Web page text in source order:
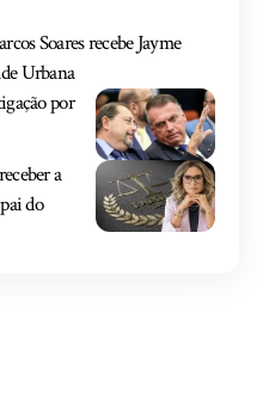
Soares recebe Jayme
Urbana
por
a
do